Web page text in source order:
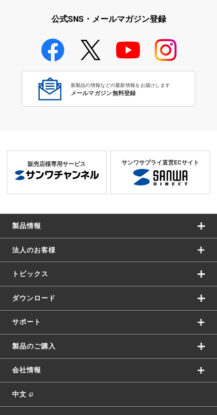
学校教育のICT環境整備特集
公式SNS・メールマガジン登録
新製品の情報などの最新情報をお届けします
メールマガジン無料登録
販売店様専用サービス サンワサプライ直営ECサイト
製品情報
法人のお客様
トピックス
ダウンロード
サポート
製品のご購入
会社情報
中文